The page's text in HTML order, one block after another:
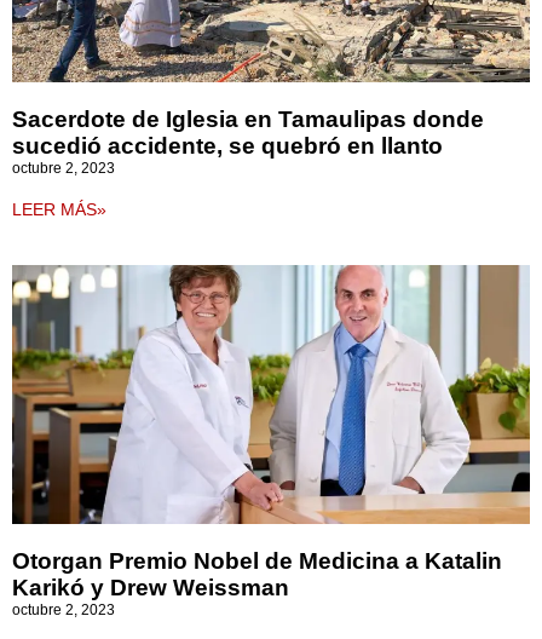
Sacerdote de Iglesia en Tamaulipas donde
sucedió accidente, se quebró en llanto
octubre 2, 2023
LEER MÁS»
Otorgan Premio Nobel de Medicina a Katalin
Karikó y Drew Weissman
octubre 2, 2023